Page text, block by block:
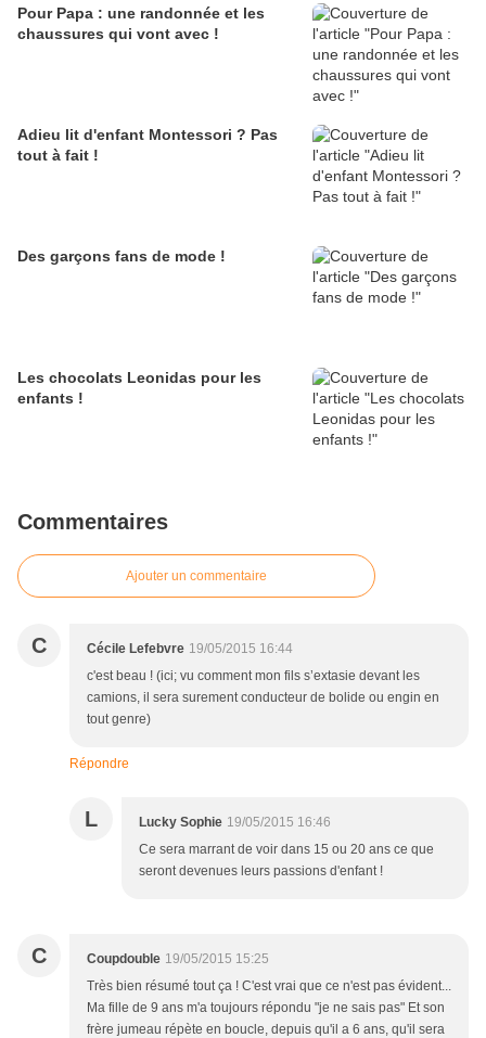
Pour Papa : une randonnée et les
chaussures qui vont avec !
Adieu lit d'enfant Montessori ? Pas
tout à fait !
Des garçons fans de mode !
Les chocolats Leonidas pour les
enfants !
Commentaires
Ajouter un commentaire
C Cécile Lefebvre 19/05/2015 16:44
c'est beau ! (ici; vu comment mon fils s’extasie devant les
camions, il sera surement conducteur de bolide ou engin en
tout genre)
Répondre
L Lucky Sophie 19/05/2015 16:46
Ce sera marrant de voir dans 15 ou 20 ans ce que
seront devenues leurs passions d'enfant !
C Coupdouble 19/05/2015 15:25
Très bien résumé tout ça ! C'est vrai que ce n'est pas évident...
Ma fille de 9 ans m'a toujours répondu "je ne sais pas" Et son
frère jumeau répète en boucle, depuis qu'il a 6 ans, qu'il sera